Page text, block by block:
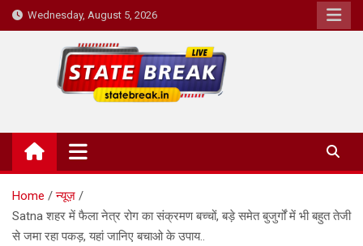
Skip
to
Wednesday, August 5, 2026
State Break
Home
न्यूज़
Satna शहर में फैला नेत्र रोग का संक्रमण बच्चों, बड़े समेत बुजुर्गों में भी बहुत तेजी
से जमा रहा पकड़, यहां जानिए बचाओ के उपाय..